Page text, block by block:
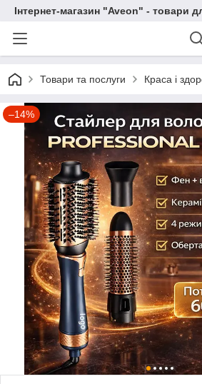
Інтернет-магазин "Aveon" - товари
Товари та послуги Краса і
–14%